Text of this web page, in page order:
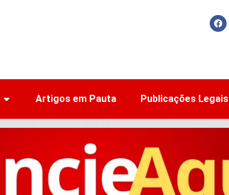
Artigos em Pauta Publicações Legais